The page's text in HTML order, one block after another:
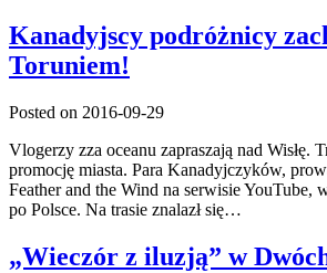
Kanadyjscy podróżnicy
Toruniem!
Posted on 2016-09-29
Vlogerzy zza oceanu zapraszają nad Wisłę.
promocję miasta. Para Kanadyjczyków,
Feather and the Wind na serwisie YouTube,
po Polsce. Na trasie znalazł się…
„Wieczór z iluzją” w